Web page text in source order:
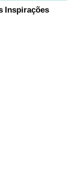
Inspirações